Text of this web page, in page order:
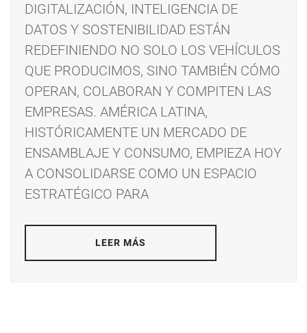
DIGITALIZACIÓN, INTELIGENCIA DE
DATOS Y SOSTENIBILIDAD ESTÁN
REDEFINIENDO NO SOLO LOS VEHÍCULOS
QUE PRODUCIMOS, SINO TAMBIÉN CÓMO
OPERAN, COLABORAN Y COMPITEN LAS
EMPRESAS. AMÉRICA LATINA,
HISTÓRICAMENTE UN MERCADO DE
ENSAMBLAJE Y CONSUMO, EMPIEZA HOY
A CONSOLIDARSE COMO UN ESPACIO
ESTRATÉGICO PARA
LEER MÁS